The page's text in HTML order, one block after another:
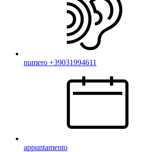
numero +39031994611
appuntamento